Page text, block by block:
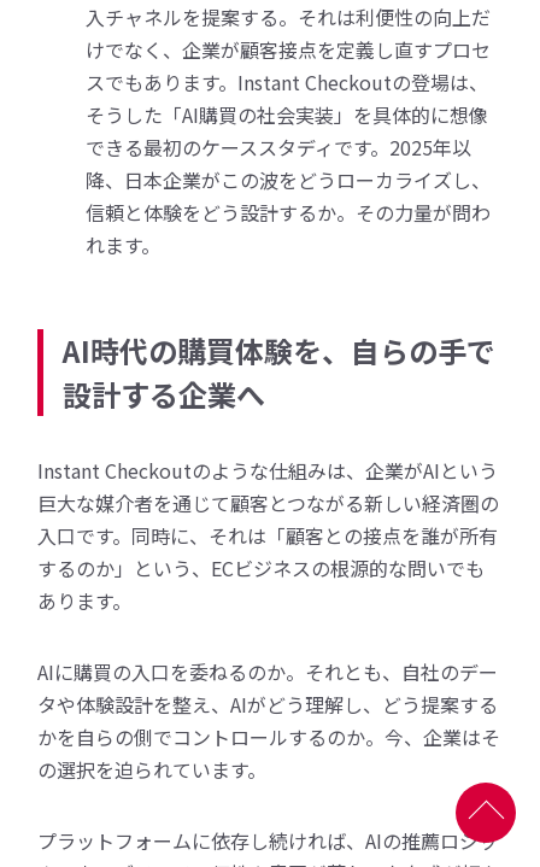
入チャネルを提案する。それは利便性の向上だ
けでなく、企業が顧客接点を定義し直すプロセ
スでもあります。Instant Checkoutの登場は、
そうした「AI購買の社会実装」を具体的に想像
できる最初のケーススタディです。2025年以
降、日本企業がこの波をどうローカライズし、
信頼と体験をどう設計するか。その力量が問わ
れます。
AI時代の購買体験を、自らの手で
設計する企業へ
Instant Checkoutのような仕組みは、企業がAIという
巨大な媒介者を通じて顧客とつながる新しい経済圏の
入口です。同時に、それは「顧客との接点を誰が所有
するのか」という、ECビジネスの根源的な問いでも
あります。
AIに購買の入口を委ねるのか。それとも、自社のデー
タや体験設計を整え、AIがどう理解し、どう提案する
かを自らの側でコントロールするのか。今、企業はそ
の選択を迫られています。
プラットフォームに依存し続ければ、AIの推薦ロジッ